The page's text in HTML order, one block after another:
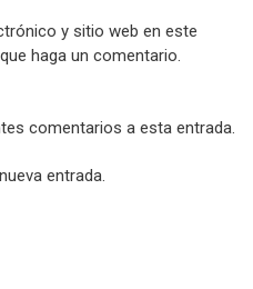
y sitio web en este
haga un comentario.
comentarios a esta entrada.
entrada.